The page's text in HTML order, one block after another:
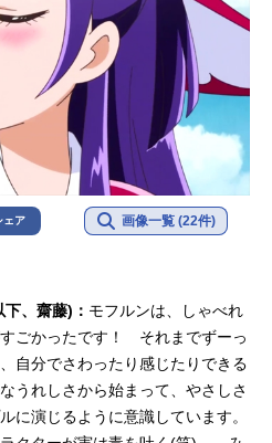
ェア 画像一覧 (22件)
、齋藤)： モフルンは、しゃべれ
ごかったです！ それまでずーっ
自分でさわったり感じたりできる
うれしさから始まって、やさしさ
に演じるように意識しています。